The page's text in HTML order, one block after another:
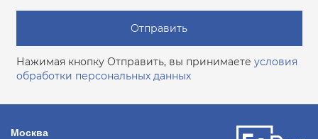
Отправить
Нажимая кнопку Отправить, вы принимаете условия
обработки персональных данных
Москва